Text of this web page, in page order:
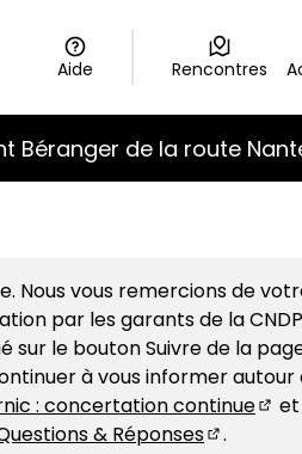
Aide Rencontres
Béranger de la route
Nous vous remercions de
par les garants de la
sur le bouton Suivre de la
à vous informer autour
: concertation continue
et
& Réponses .